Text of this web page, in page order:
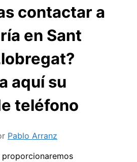
contactar a
en Sant
aquí su
teléfono
Pablo Arranz